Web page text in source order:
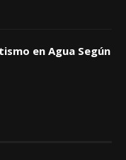
en Agua Según